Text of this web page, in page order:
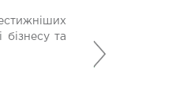
бізнесу та
допомагають
місію у
Наступний